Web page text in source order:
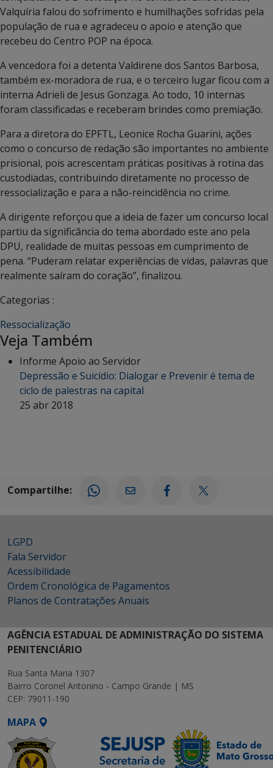
Valquíria falou do sofrimento e humilhações sofridas pela
população de rua e agradeceu o apoio e atenção que
recebeu do Centro POP na época.
A vencedora foi a detenta Valdirene dos Santos Barbosa,
também ex-moradora de rua, e o terceiro lugar ficou com a
interna Adrieli de Jesus Gonzaga. Ao todo, 10 internas
foram classificadas e receberam brindes como premiação.
Para a diretora do EPFTL, Leonice Rocha Guarini, ações
como o concurso de redação são importantes no ambiente
prisional, pois acrescentam práticas positivas à rotina das
custodiadas, contribuindo diretamente no processo de
ressocialização e para a não-reincidência no crime.
A dirigente reforçou que a ideia de fazer um concurso local
partiu da significância do tema abordado este ano pela
DPU, realidade de muitas pessoas em cumprimento de
pena. “Puderam relatar experiências de vidas, palavras que
realmente saíram do coração”, finalizou.
Categorias :
Ressocialização
Veja Também
Informe Apoio ao Servidor
Depressão e Suicídio: Dialogar e Prevenir é tema de
ciclo de palestras na capital
25 abr 2018
Compartilhe:
LGPD
Fala Servidor
Acessibilidade
Ordem Cronológica de Pagamentos
Planos de Contratações Anuais
AGÊNCIA ESTADUAL DE ADMINISTRAÇÃO DO SISTEMA
PENITENCIÁRIO
Rua Santa Maria 1307
Bairro Coronel Antonino - Campo Grande | MS
CEP: 79011-190
MAPA